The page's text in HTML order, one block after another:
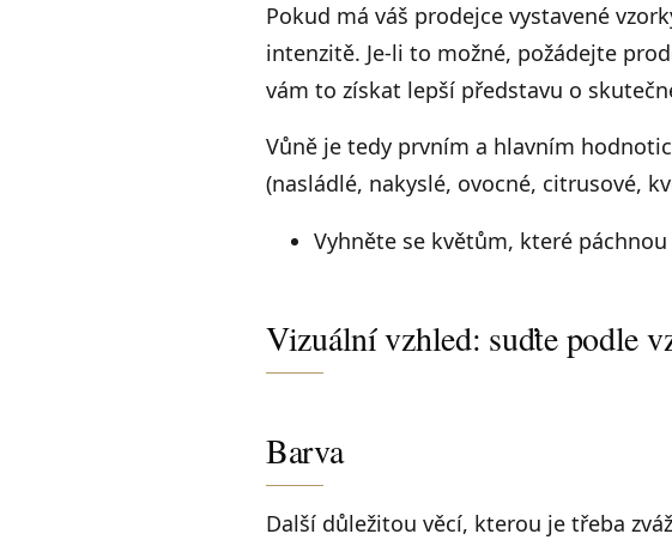
Pokud má váš prodejce vystavené
intenzitě. Je-li to možné, požádejte
vám to získat lepší představu o
Vůně je tedy prvním a hlavním
(nasládlé, nakyslé, ovocné, citrusové,
Vyhněte se květům, které
Vizuální vzhled: suďte podle
Barva
Další důležitou věcí, kterou je třeba